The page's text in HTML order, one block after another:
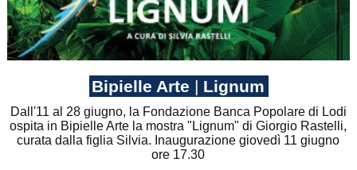
Bipielle Arte | Lignum
Dall'11 al 28 giugno, la Fondazione Banca Popolare di Lodi
ospita in Bipielle Arte la mostra "Lignum" di Giorgio Rastelli,
curata dalla figlia Silvia. Inaugurazione giovedì 11 giugno
ore 17.30